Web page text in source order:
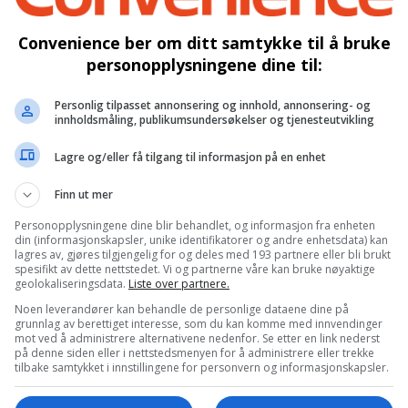
nivå
spekemat og kjøttvarer. Med fokus på
og Anne Marthe Evang, utviklet spekemat
skal synliggjøre og hedre innovative bedrifter i
som skjer innen norsk landbruk i dag, noe
22 kvadratmeter store stabbur i 2013, med kjøtt
i et pølsemakeri på 220 kvadratmeter på gården,
pølsene for hånd, og hvert enkelt kjøttstykke
av krydder.
de Duroc-gris som er kjent for sin sakte-
i Norge som produserer utelukkende
«Greate Taste award» fra London, NM gull for
Convenience ber om ditt samtykke til å bruke
personopplysningene dine til:
Personlig tilpasset annonsering og innhold, annonsering- og
innholdsmåling, publikumsundersøkelser og tjenesteutvikling
Lagre og/eller få tilgang til informasjon på en enhet
Finn ut mer
Personopplysningene dine blir behandlet, og informasjon fra enheten
din (informasjonskapsler, unike identifikatorer og andre enhetsdata) kan
lagres av, gjøres tilgjengelig for og deles med 193 partnere eller bli brukt
spesifikt av dette nettstedet. Vi og partnerne våre kan bruke nøyaktige
geolokaliseringsdata. Liste over partnere.
Noen leverandører kan behandle de personlige dataene dine på
grunnlag av berettiget interesse, som du kan komme med innvendinger
mot ved å administrere alternativene nedenfor. Se etter en link nederst
på denne siden eller i nettstedsmenyen for å administrere eller trekke
tilbake samtykket i innstillingene for personvern og informasjonskapsler.